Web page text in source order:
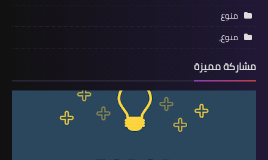
منوع
منوع،
مشاركة مميزة